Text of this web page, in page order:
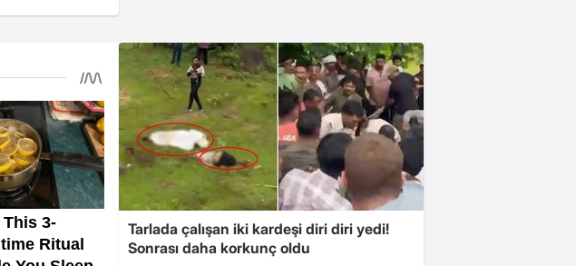
Tarlada çalışan iki kardeşi diri diri yedi!
Sonrası daha korkunç oldu